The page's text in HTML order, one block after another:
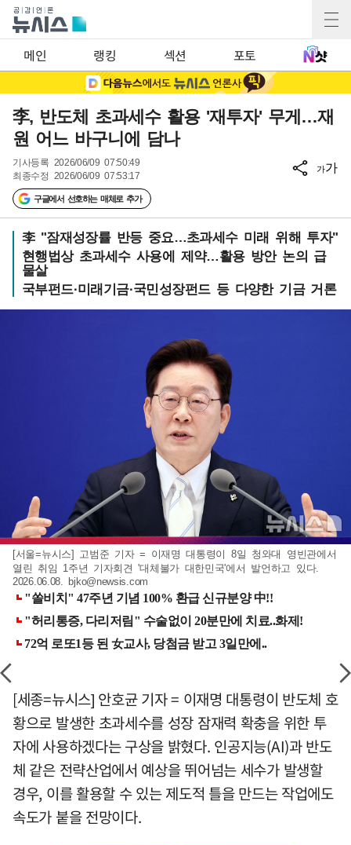
메인 랭킹 섹션 포토
李, 반도체 초과세수 활용 '재투자' 무게…재
원 어느 바구니에 담나
기사등록 2026/06/09 07:50:49
최종수정 2026/06/09 07:53:17
구글에서 선호하는 매체로 추가
가가
李 "잠재성장률 반등 중요…초과세수 미래 위해 투자"
현행법상 초과세수 사용에 제약…활용 방안 논의 급
물살
국부펀드·미래기금·국민성장펀드 등 다양한 기금 거론
[서울=뉴시스] 고범준 기자 = 이재명 대통령이 8일 청와대 영빈관에서
열린 취임 1주년 기자회견 '대체불가 대한민국'에서 발언하고 있다.
2026.06.08. bjko@newsis.com
[세종=뉴시스] 안호균 기자 = 이재명 대통령이 반도체 호
황으로 발생한 초과세수를 성장 잠재력 확충을 위한 투
자에 사용하겠다는 구상을 밝혔다. 인공지능(AI)과 반도
체 같은 전략산업에서 예상을 뛰어넘는 세수가 발생할
경우, 이를 활용할 수 있는 제도적 틀을 만드는 작업에도
속도가 붙을 전망이다.